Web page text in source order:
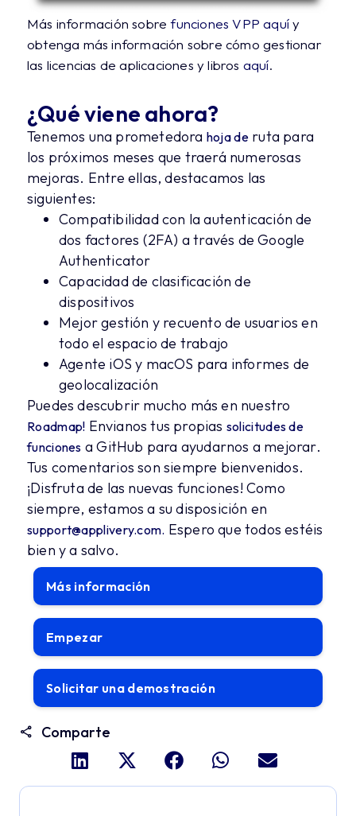
Más información sobrefunciones VPP aquíy
obtenga más información sobre cómo gestionar
las licencias de aplicaciones y libros aquí.
¿Qué viene ahora?
Tenemos una prometedora hoja deruta para
los próximos meses que traerá numerosas
mejoras. Entre ellas, destacamos las
siguientes:
Compatibilidad con la autenticación de
dos factores (2FA) a través de Google
Authenticator
Capacidad de clasificación de
dispositivos
Mejor gestión y recuento de usuarios en
todo el espacio de trabajo
Agente iOS y macOS para informes de
geolocalización
Puedes descubrir mucho más en nuestro
Roadmap! Envianos tus propias solicitudes de
funciones a GitHub para ayudarnos a mejorar.
Tus comentarios son siempre bienvenidos.
¡Disfruta de las nuevas funciones! Como
siempre, estamos a su disposición en
support@applivery.com. Espero que todos estéis
bien y a salvo.
Más información
Empezar
Solicitar una demostración
Comparte